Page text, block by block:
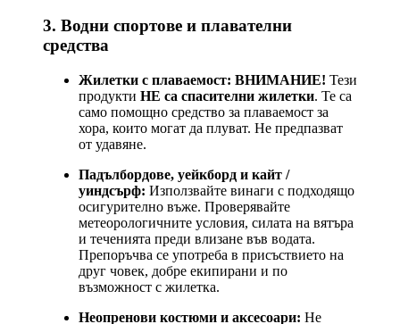
3. Водни спортове и плавателни
средства
Жилетки с плаваемост: ВНИМАНИЕ! Тези
продукти НЕ са спасителни жилетки. Те са
само помощно средство за плаваемост за
хора, които могат да плуват. Не предпазват
от удавяне.
Падълбордове, уейкборд и кайт /
уиндсърф: Използвайте винаги с подходящо
осигурително въже. Проверявайте
метеорологичните условия, силата на вятъра
и теченията преди влизане във водата.
Препоръчва се употреба в присъствието на
друг човек, добре екипирани и по
възможност с жилетка.
Неопренови костюми и аксесоари: Не